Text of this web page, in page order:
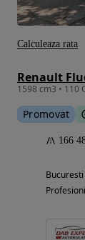
Renault
1598 cm3 • 110
Promovat
166
Calculeaza rata